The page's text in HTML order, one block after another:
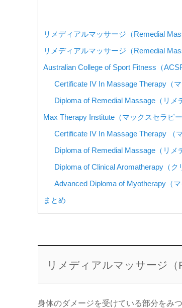
リメディアルマッサージ（Remedial
リメディアルマッサージ（Remedial
Australian College of Sport Fitness（
Certificate IV In Massage Therapy（
Diploma of Remedial Massage（リメ
Max Therapy Institute（マックスセラピ
Certificate IV In Massage Therapy （
Diploma of Remedial Massage（リメ
Diploma of Clinical Aromatherapy（ク
Advanced Diploma of Myotherapy（マ
まとめ
リメディアルマ ッサージ（
身体のダメージを受けている部分をみ